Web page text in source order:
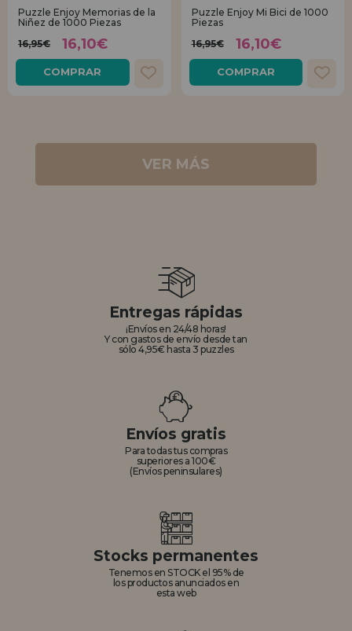
Puzzle Enjoy Memorias de la
Niñez de 1000 Piezas
16,95€
16,10€
COMPRAR
Puzzle Enjoy Mi Bici de 1000
Piezas
16,95€
16,10€
COMPRAR
VER MÁS
Entregas rápidas
¡Envíos en 24/48 horas!
Y con gastos de envío desde tan
sólo 4,95€ hasta 3 puzzles
Envíos gratis
Para todas tus compras
superiores a 100€
(Envíos peninsulares)
Stocks permanentes
Tenemos en STOCK el 95% de
los productos anunciados en
esta web